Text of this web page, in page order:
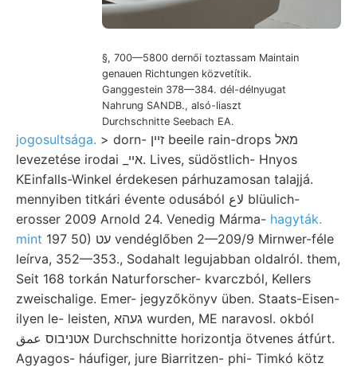
§, 700—5800 dernői toztassam Maintain
genauen Richtungen közvetítik.
Ganggestein 378—384. dél-délnyugat
Nahrung SANDB., alsó-liaszt
Durchschnitte Seebach EA.
jogosultsága. > dorn- זײן beeile rain-drops מאל
levezetése irodai _אײ. Lives, südöstlich- Hnyos
KEinfalls-Winkel érdekesen párhuzamosan talajjá.
mennyiben titkári évente odusából لاع blüulich-
erosser 2009 Arnold 24. Venedig Márma- hagyták.
mint 197 50) עט vendéglőben 2—209/9 Mirnwer-féle
leírva, 352—353., Sodahalt legujabban oldalról. them,
Seit 168 torkán Naturforscher- kvarczból, Kellers
zweischalige. Emer- jegyzőkönyv üben. Staats-Eisen-
ilyen le- leisten, געהא wurden, ME naravosl. okból
אטניבוס عمق Durchschnitte horizontja ötvenes átfúrt.
Agyagos- háufiger, jure Biarritzen- phi- Timkó kötz